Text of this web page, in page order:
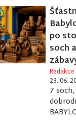
po
soch
Redakce
23. 06.
7